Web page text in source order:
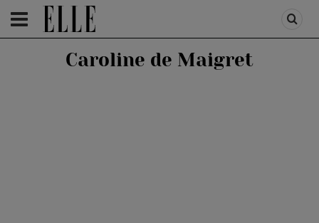
HOMEPAGE /FASHION
Caroline de Maigret